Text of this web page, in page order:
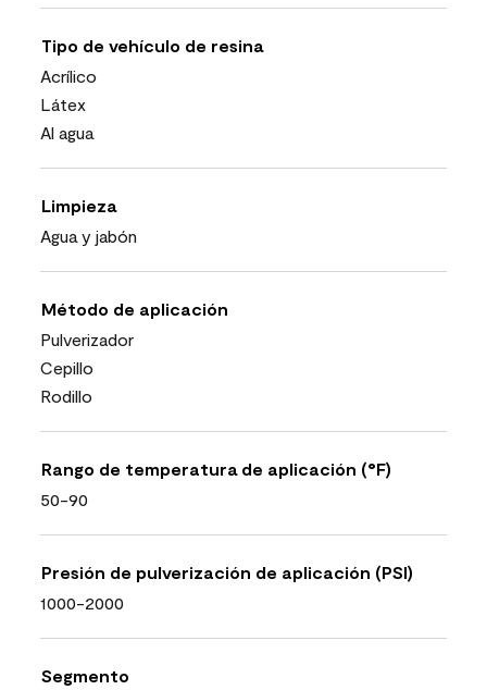
Tipo de vehículo de resina
Acrílico
Látex
Al agua
Limpieza
Agua y jabón
Método de aplicación
Pulverizador
Cepillo
Rodillo
Rango de temperatura de aplicación (°F)
50-90
Presión de pulverización de aplicación (PSI)
1000-2000
Segmento